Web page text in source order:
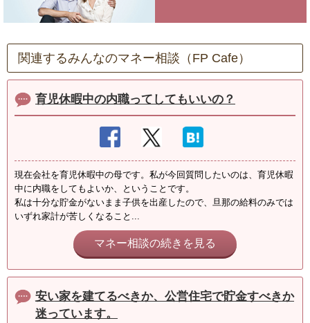
関連するみんなのマネー相談（FP Cafe）
育児休暇中の内職ってしてもいいの？
現在会社を育児休暇中の母です。私が今回質問したいのは、育児休暇
中に内職をしてもよいか、ということです。
私は十分な貯金がないまま子供を出産したので、旦那の給料のみでは
いずれ家計が苦しくなること...
マネー相談の続きを見る
安い家を建てるべきか、公営住宅で貯金すべきか
迷っています。